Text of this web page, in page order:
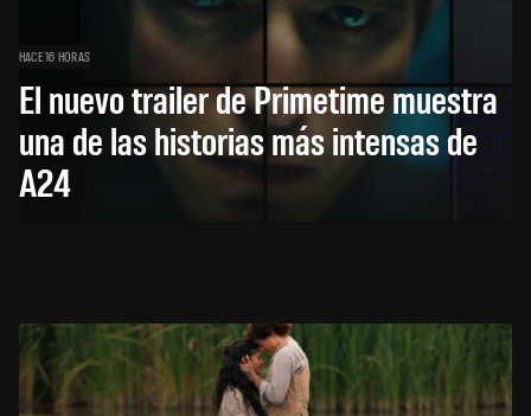
HACE 16 HORAS
El nuevo trailer de Primetime muestra
una de las historias más intensas de
A24